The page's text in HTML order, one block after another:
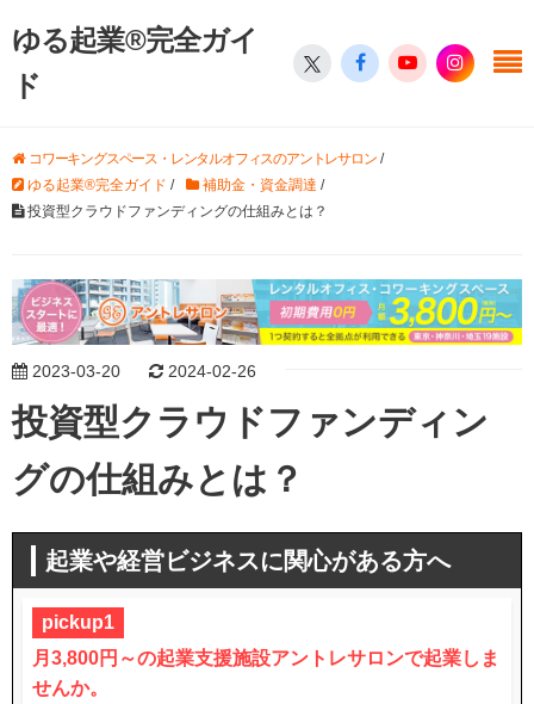
ゆる起業®完全ガイ
ド
コワーキングスペース・レンタルオフィスのアントレサロン/
ゆる起業®完全ガイド / 補助金・資金調達 /
投資型クラウドファンディングの仕組みとは？
2023-03-20 2024-02-26
投資型クラウドファンディン
グの仕組みとは？
起業や経営ビジネスに関心がある方へ
pickup1
月3,800円～の起業支援施設アントレサロンで起業しま
せんか。